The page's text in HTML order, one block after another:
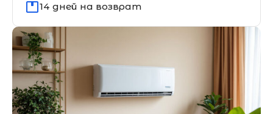
14 дней на возврат